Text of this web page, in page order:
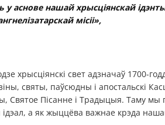
у аснове нашай хрысціянскай
місіі»,
хрысціянскі свет адзначаў 1700-
святы, паўсюдны і апостальскі
Святое Пісанне і Традыцыя. Таму
ідэал, а як жыццёва важнае крэда